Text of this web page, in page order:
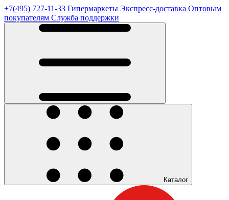
+7(495) 727-11-33 Гипермаркеты Экспресс-доставка Оптовым
покупателям Служба поддержки
Каталог